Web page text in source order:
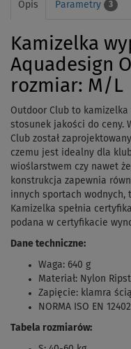
Opis Parametry 3
Kamizelka
Aquadesign
rozmiar: M/L
Outdoor Club to
stosunek jakości do ceny.
Club został
czemu jest idealny dla
wioślarstwem czy nawet
konstrukcja zapewnia
innych sportach
Kamizelka spełnia
podana w certyfikacie
Dane techniczne:
Waga: 640 g
Materiał: Nylon
Zapięcie: klamra
NORMA ISO EN
Tabela rozmiarów: